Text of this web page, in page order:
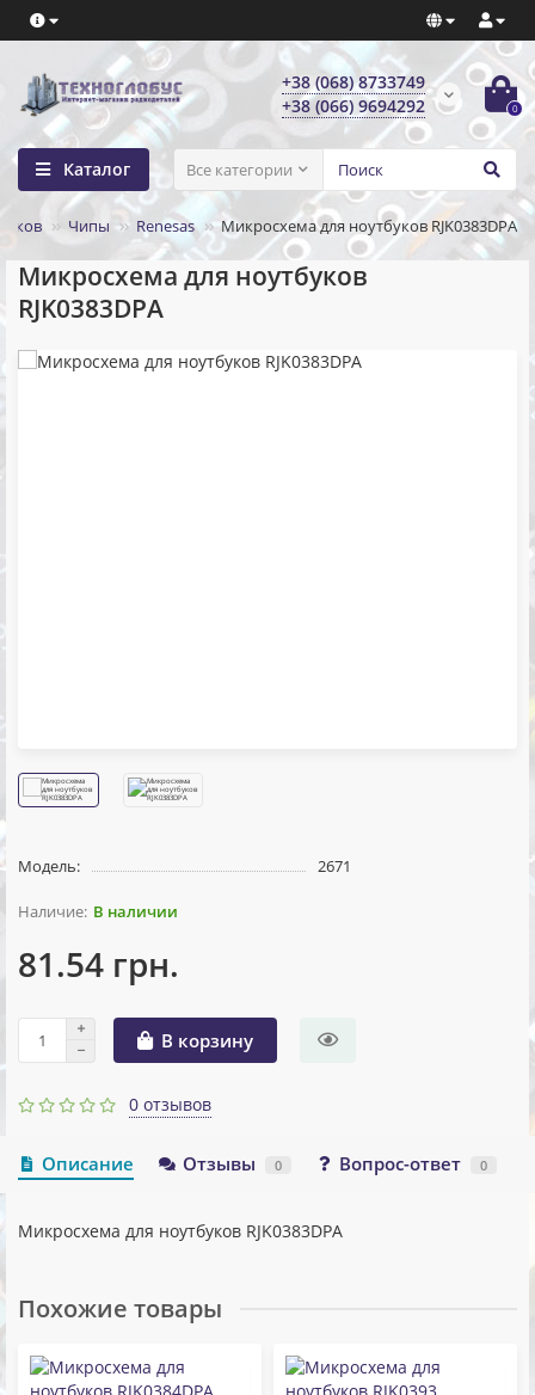
+38 (068) 8733749
+38 (066) 9694292
0
Каталог Все категории
Чипы Renesas Микросхема для ноутбуков RJK0383DPA
Микросхема для ноутбуков
RJK0383DPA
Модель: 2671
В наличии
81.54 грн.
В корзину
0 отзывов
Описание Отзывы 0 Вопрос-ответ 0
Микросхема для ноутбуков RJK0383DPA
Похожие товары